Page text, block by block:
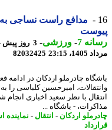
مدافع راست نساجی به
7
-ورزشی-
23:15
82032425
چادرملو اردکان در ادامه
امیرحسین کلباسی را به
- باشگاه ...
اردکان-انتقال-نماینده